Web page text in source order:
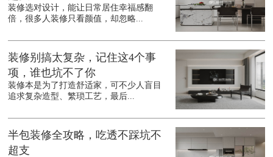
装修选对设计，能让日常居住幸福感翻
倍，很多人装修只看颜值，却忽略...
装修别搞太复杂，记住这4个事
项，谁也坑不了你
装修本是为了打造舒适家，可不少人盲目
追求复杂造型、繁琐工艺，最后...
半包装修全攻略，吃透不踩坑不
超支